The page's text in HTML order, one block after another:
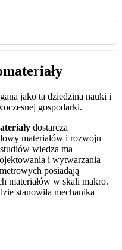
jako ta dziedzina nauki i
gospodarki.
dostarcza
materiałów i rozwoju
wiedza ma
i wytwarzania
posiadają
materiałów w skali makro.
stanowiła mechanika